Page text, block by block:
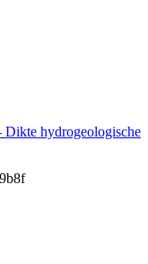
hydrogeologische